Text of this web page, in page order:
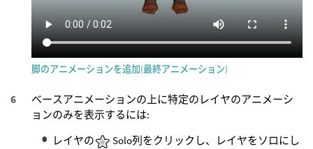
脚のアニメーションを追加(最終アニメーション)
ベースアニメーションの上に特定のレイヤのアニメーシ
ョンのみを表示するには:
レイヤの
Solo列をクリックし、レイヤをソロにし